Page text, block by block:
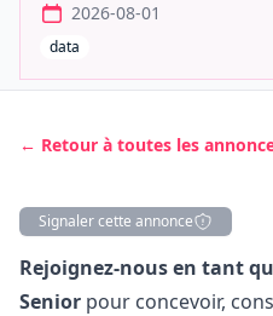
2026-08-01
data
← Retour à toutes les
Signaler cette annonce
Description
Rejoignez-nous en tant
Senior pour concevoir,